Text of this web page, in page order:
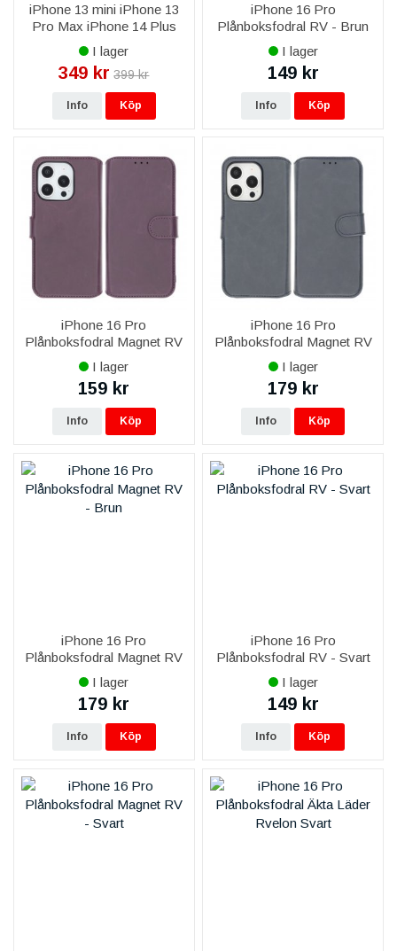
iPhone 13 mini iPhone 13
Pro Max iPhone 14 Plus
iPhone 14 Pro Max iPhone
15 Plus iPhone 15 Pro Max
iPhone 16 Plus iPhone 16
Pro
I lager
349 kr 399 kr
Info Köp
iPhone 16 Pro
Plånboksfodral RV - Brun
I lager
149 kr
Info Köp
iPhone 16 Pro
Plånboksfodral Magnet RV
- Lila
I lager
159 kr
Info Köp
iPhone 16 Pro
Plånboksfodral Magnet RV
- Blå
I lager
179 kr
Info Köp
iPhone 16 Pro
Plånboksfodral Magnet RV
- Brun
I lager
179 kr
Info Köp
iPhone 16 Pro
Plånboksfodral RV - Svart
I lager
149 kr
Info Köp